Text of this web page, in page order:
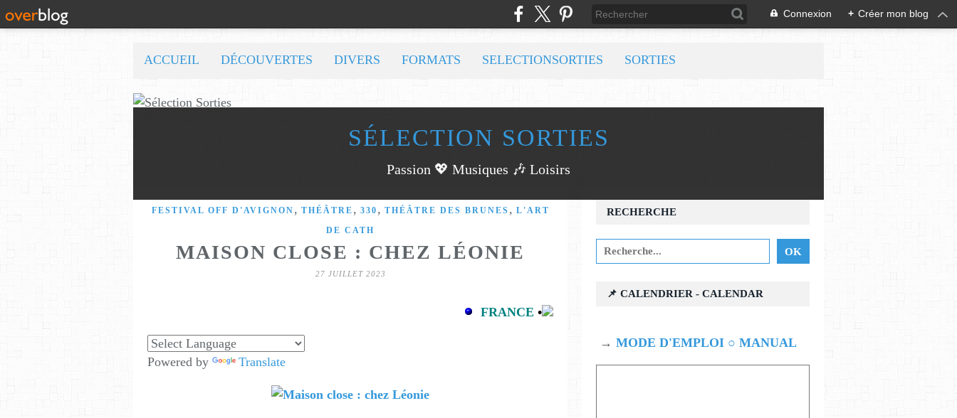
Connexion + Créer mon blog
SÉLECTION SORTIES
Passion 💖 Musiques 🎶 Loisirs
ACCUEIL DÉCOUVERTES DIVERS FORMATS SELECTIONSORTIES SORTIES
FESTIVAL OFF D'AVIGNON , THÉÂTRE , 330 , THÉÂTRE DES BRUNES , L'ART
DE CATH
MAISON CLOSE : CHEZ LÉONIE
27 JUILLET 2023
FRANCE •
Powered by Translate
RECHERCHE
📌 CALENDRIER - CALENDAR
→ MODE D'EMPLOI ○ MANUAL